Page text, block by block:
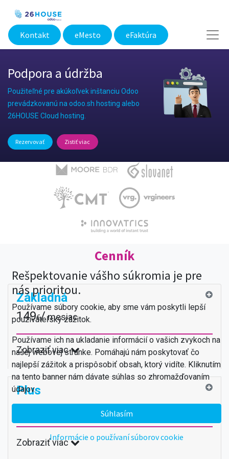
Kontakt eMesto​ eFaktúra
Podpora a údržba
Použiteľné pre akúkoľvek inštanciu Odoo
prevádzkovanú naodoo.sh hosting alebo
26HOUSE Cloud hosting.
Rezervovať Zistiť viac
Cenník
Základná
149€/mesiac
Zobraziť viac
Plus
Zobraziť viac
Rešpektovanie vášho súkromia je pre
nás prioritou.
Používame súbory cookie, aby sme vám poskytli lepší
používateľský zážitok.
Používame ich na ukladanie informácií o vašich zvykoch na
našej webovej stránke. Pomáhajú nám poskytovať čo
najlepší zážitok a prispôsobiť obsah, ktorý vidíte. Kliknutím
na tento banner nám dávate súhlas so zhromažďovaním
údajov.
Súhlasím
Informácie o používaní súborov cookie